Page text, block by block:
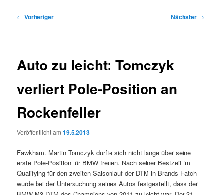
Beitragsnavigation
← Vorheriger Nächster →
Auto zu leicht: Tomczyk
verliert Pole-Position an
Rockenfeller
Veröffentlicht am19.5.2013
Fawkham. Martin Tomczyk durfte sich nicht lange über seine
erste Pole-Position für BMW freuen. Nach seiner Bestzeit im
Qualifying für den zweiten Saisonlauf der DTM in Brands Hatch
wurde bei der Untersuchung seines Autos festgestellt, dass der